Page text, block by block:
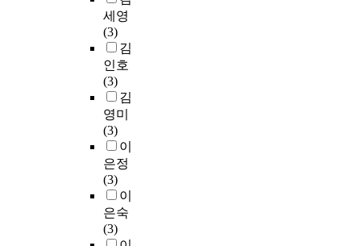
세영
(3)
김
인호
(3)
김
영미
(3)
이
은정
(3)
이
은숙
(3)